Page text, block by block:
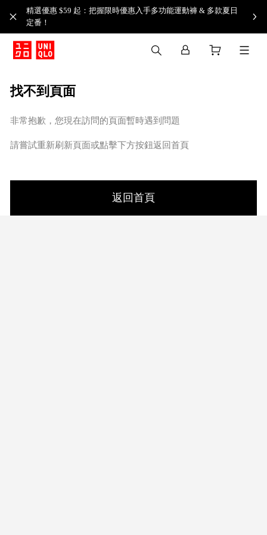
精選優惠 $59 起：把握限時優惠入手多功能運動褲 & 多款夏日
定番！​
找不到頁面
非常抱歉，您現在訪問的頁面暫時遇到問題
請嘗試重新刷新頁面或點擊下方按鈕返回首頁
返回首頁